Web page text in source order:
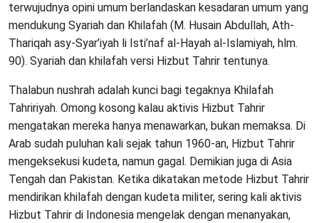
terwujudnya opini umum berlandaskan kesadaran umum yang
mendukung Syariah dan Khilafah (M. Husain Abdullah, Ath-
Thariqah asy-Syar’iyah li Isti’naf al-Hayah al-Islamiyah, hlm.
90). Syariah dan khilafah versi Hizbut Tahrir tentunya.
Thalabun nushrah adalah kunci bagi tegaknya Khilafah
Tahririyah. Omong kosong kalau aktivis Hizbut Tahrir
mengatakan mereka hanya menawarkan, bukan memaksa. Di
Arab sudah puluhan kali sejak tahun 1960-an, Hizbut Tahrir
mengeksekusi kudeta, namun gagal. Demikian juga di Asia
Tengah dan Pakistan. Ketika dikatakan metode Hizbut Tahrir
mendirikan khilafah dengan kudeta militer, sering kali aktivis
Hizbut Tahrir di Indonesia mengelak dengan menanyakan,